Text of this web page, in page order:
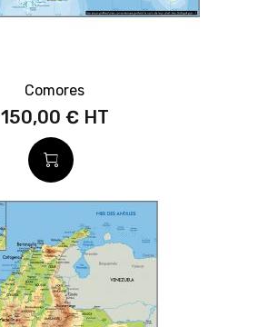
Comores
150,00 €